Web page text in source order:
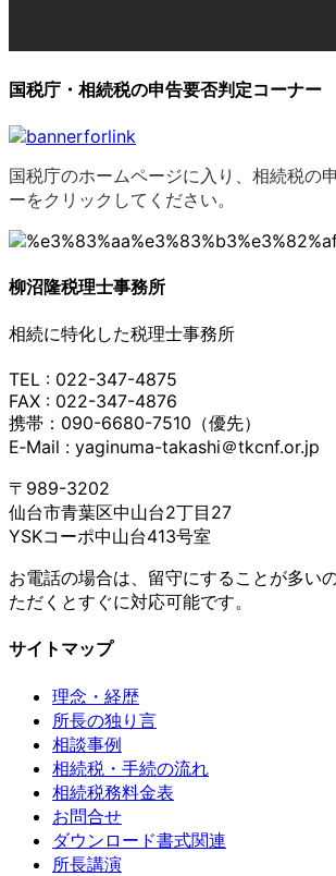
国税庁・相続税の申告要否判定コーナー
国税庁のホームページに入り、相続税の
ーをクリックしてください。
柳沼隆税理士事務所
相続に特化した税理士事務所
TEL : 022-347-4875
FAX : 022-347-4876
携帯：090-6680-7510（優先）
E‐Mail : yaginuma-takashi＠tkcnf.or.jp
〒989-3202
仙台市青葉区中山台2丁目27
YSKコーポ中山台413号室
お電話の場合は、留守にすることが多い
ただくとすぐに対応可能です。
サイトマップ
理念・経歴
所長の独り言
相談事例
相続税・手続の流れ
相続税務料金表
お問合せ
ダウンロード書式関連
所長講演